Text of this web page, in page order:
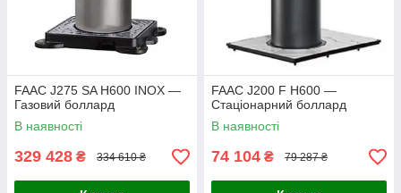
FAAC J275 SA H600 INOX —
Газовий боллард
В наявності
329 428 ₴ 334 610 ₴
FAAC J200 F H600 —
Стаціонарний боллард
В наявності
74 104 ₴ 79 287 ₴